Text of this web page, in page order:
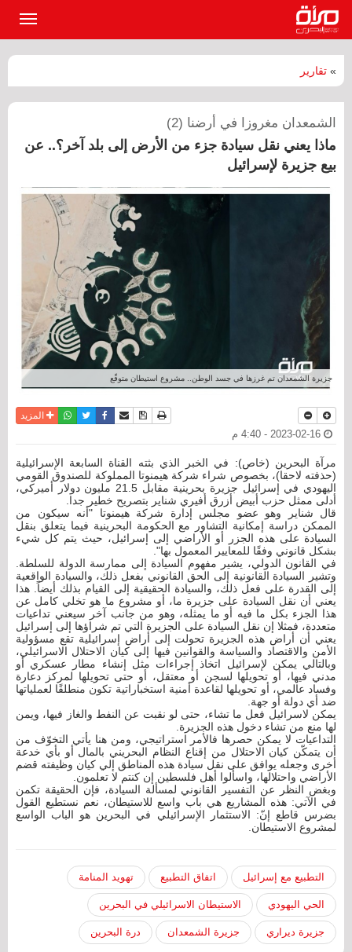
» تقارير
الشمعدان مغروزا في أرضنا (2)
ماذا يعني نقل سيادة جزء من الأرض إلى بلد آخر؟.. عن
بيع جزيرة لإسرائيل
جزيرة الشمعدان تم غرزها في جسد الوطن.. مشروع استيطان متوقّع
نسخة للطباعة
حفظ الموضوع
أرسل الى صديق
فيسبوكتويترواتسابالمزيد
مرآة البحرين (خاص): في الخبر الذي بثته القناة السابعة الإسرائيلية
(حذفته لاحقا)، بخصوص شراء شركة هيمنوتا المملوكة للصندوق القومي
اليهودي في إسرائيل جزيرة بحرينية مقابل 21.5 مليون دولار أميركي،
أدلى ممثل حزب أبيض أزرق أفيري شناير بتصريح خطير جدا.
قال شناير وهو عضو مجلس إدارة شركة هيمنوتا "أنه سيكون من
الممكن دراسة إمكانية التشاور مع الحكومة البحرينية فيما يتعلق بنقل
السيادة على هذه الجزر أو الأراضي إلى إسرائيل، حيث يتم كل شيء
بشكل قانوني وفقًا للمعايير المعمول بها".
في القانون الدولي، يشير مفهوم السيادة إلى ممارسة الدولة للسلطة.
وتشير السيادة القانونية إلى الحق القانوني بفعل ذلك، والسيادة الواقعية
إلى القدرة على فعل ذلك، والسيادة الحقيقية إلى القيام بذلك أيضاً. هذا
يعني أن نقل السيادة على جزيرة ما، أو مشروع ما هو تخلي كامل عن
هذا الجزء بكل ما فيه أو ما يمثله، وهو من جانب آخر سيعني تداعيات
متعددة، فمثلا إن نقل السيادة على الجزيرة التي تم شراؤها إلى إسرائيل
يعني أن أراض هذه الجزيرة تحولت إلى أراض إسرائيلية تقع مسؤولية
الأمن والاقتصاد والسياسة والقوانين فيها إلى كيان الاحتلال الاسرائيلي،
وبالتالي يمكن لإسرائيل اتخاذ إجراءات مثل إنشاء مطار عسكري أو
مدني فيها، أو تحويلها لسجن أو معتقل، أو حتى تحويلها لمركز دعارة
وفساد عالمي، أو تحويلها لقاعدة أمنية استخباراتية تكون منطلقًا لعملياتها
ضد أي دولة أو جهة.
يمكن لاسرائيل فعل ما تشاء، حتى لو نقبت عن النفط والغاز فيها، ويمن
لها منع من تشاء دخول هذه الجزيرة.
التداعيات لا يمكن حصرها فالأمر استراتيجي، ومن هنا يأتي التخوّف من
أن يتمكّن كيان الاحتلال من إقناع النظام البحريني بالمال أو بأي خدعة
أخرى وجعله يوافق على نقل سيادة هذه المناطق إلي كيان وظيفته قضم
الأراضي واحتلالها، واسألوا أهل فلسطين إن كنتم لا تعلمون.
وبغض النظر عن التفسير القانوني لمسألة السيادة، فإن الحقيقة تكمن
في الآتي: هذه المشاريع هي باب واسع للاستيطان، نعم نستطيع القول
بضرس قاطع إنّ: الاستثمار الإسرائيلي في البحرين هو الباب الواسع
لمشروع الاستيطان.
التطبيع مع إسرائيل اتفاق التطبيع تهويد المنامة
الحي اليهودي الاستيطان الاسرائيلي في البحرين
جزيرة ديراري جزيرة الشمعدان درة البحرين